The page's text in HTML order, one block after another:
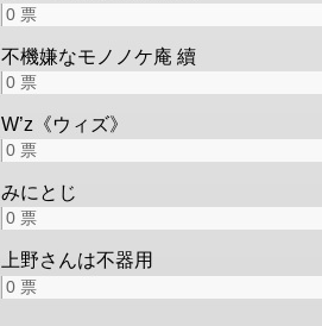
0 票
不機嫌なモノノケ庵 續
0 票
W’z《ウィズ》
0 票
みにとじ
0 票
上野さんは不器用
0 票